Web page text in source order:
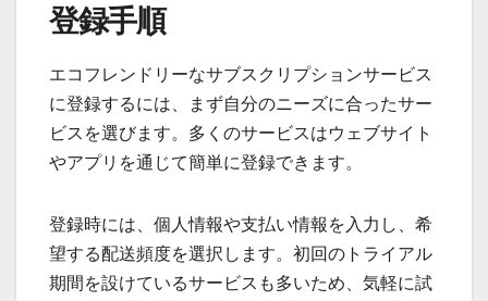
登録手順
エコフレンドリーなサブスクリプションサービス
に登録するには、まず自分のニーズに合ったサー
ビスを選びます。多くのサービスはウェブサイト
やアプリを通じて簡単に登録できます。
登録時には、個人情報や支払い情報を入力し、希
望する配送頻度を選択します。初回のトライアル
期間を設けているサービスも多いため、気軽に試